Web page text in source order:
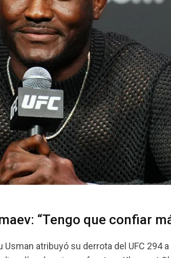
“Tengo que confiar
atribuyó su derrota del UFC 294